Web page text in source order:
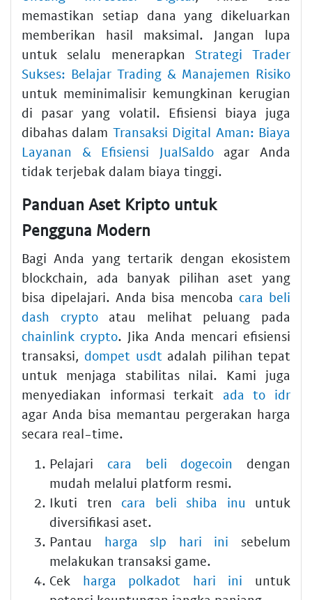
memastikan setiap dana yang dikeluarkan
memberikan hasil maksimal. Jangan lupa
untuk selalu menerapkan Strategi Trader
Sukses: Belajar Trading & Manajemen Risiko
untuk meminimalisir kemungkinan kerugian
di pasar yang volatil. Efisiensi biaya juga
dibahas dalam Transaksi Digital Aman: Biaya
Layanan & Efisiensi JualSaldoagar Anda
tidak terjebak dalam biaya tinggi.
Panduan Aset Kripto untuk
Pengguna Modern
Bagi Anda yang tertarik dengan ekosistem
blockchain, ada banyak pilihan aset yang
bisa dipelajari. Anda bisa mencoba cara beli
dash cryptoatau melihat peluang pada
chainlink crypto. Jika Anda mencari efisiensi
transaksi, dompet usdt adalah pilihan tepat
untuk menjaga stabilitas nilai. Kami juga
menyediakan informasi terkait ada to idr
agar Anda bisa memantau pergerakan harga
secara real-time.
Pelajari cara beli dogecoin dengan
mudah melalui platform resmi.
Ikuti tren cara beli shiba inu untuk
diversifikasi aset.
Pantau harga slp hari ini sebelum
melakukan transaksi game.
Cek harga polkadot hari ini untuk